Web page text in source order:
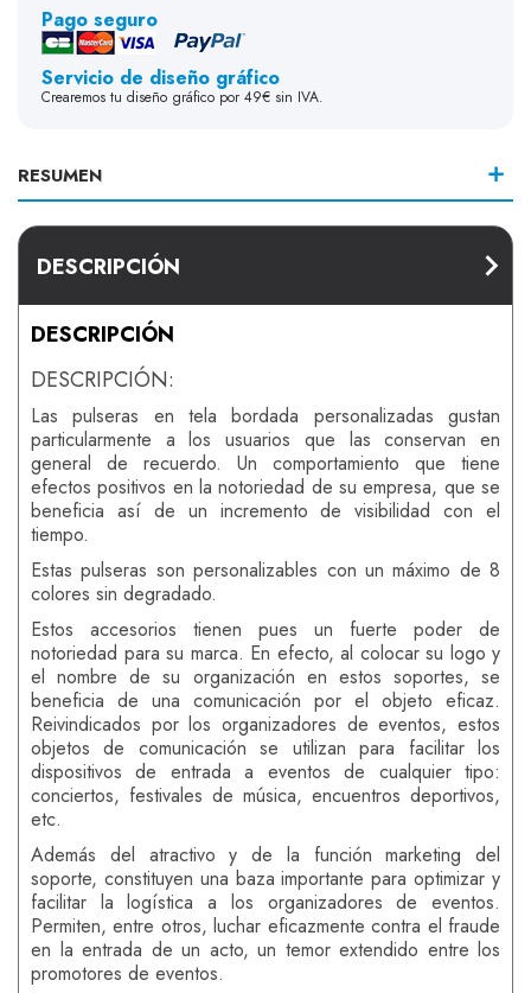
Pago seguro
Servicio de diseño gráfico
Crearemos tu diseño gráfico por 49€ sin IVA.
RESUMEN
DESCRIPCIÓN
DESCRIPCIÓN
DESCRIPCIÓN:
Las pulseras en tela bordada personalizadas gustan
particularmente a los usuarios que las conservan en
general de recuerdo. Un comportamiento que tiene
efectos positivos en la notoriedad de su empresa, que se
beneficia así de un incremento de visibilidad con el
tiempo.
Estas pulseras son personalizables con un máximo de 8
colores sin degradado.
Estos accesorios tienen pues un fuerte poder de
notoriedad para su marca. En efecto, al colocar su logo y
el nombre de su organización en estos soportes, se
beneficia de una comunicación por el objeto eficaz.
Reivindicados por los organizadores de eventos, estos
objetos de comunicación se utilizan para facilitar los
dispositivos de entrada a eventos de cualquier tipo:
conciertos, festivales de música, encuentros deportivos,
etc.
Además del atractivo y de la función marketing del
soporte, constituyen una baza importante para optimizar y
facilitar la logística a los organizadores de eventos.
Permiten, entre otros, luchar eficazmente contra el fraude
en la entrada de un acto, un temor extendido entre los
promotores de eventos.